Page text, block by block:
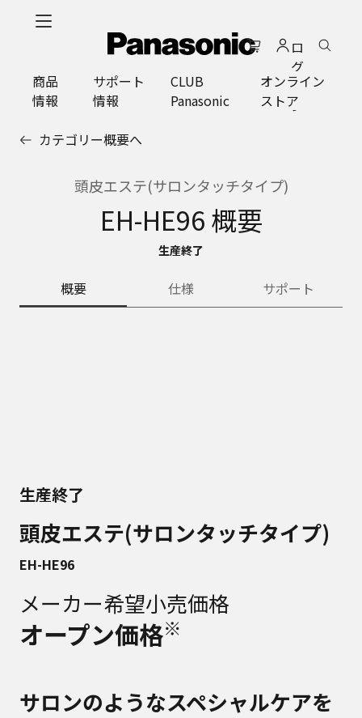
ロ
グ
イ
ン
商品
情報
サポート
情報
CLUB
Panasonic
オンライン
ストア
カテゴリー概要へ
頭皮エステ(サロンタッチタイプ)
EH-HE96 概要
生産終了
概要 仕様 サポート
生産終了
頭皮エステ(サロンタッチタイプ)
EH-HE96
メーカー希望小売価格
オープン価格※
サロンのようなスペシャルケアを